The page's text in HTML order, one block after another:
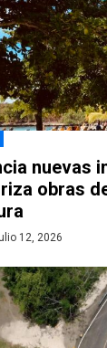
nuevas
obras
12, 2026